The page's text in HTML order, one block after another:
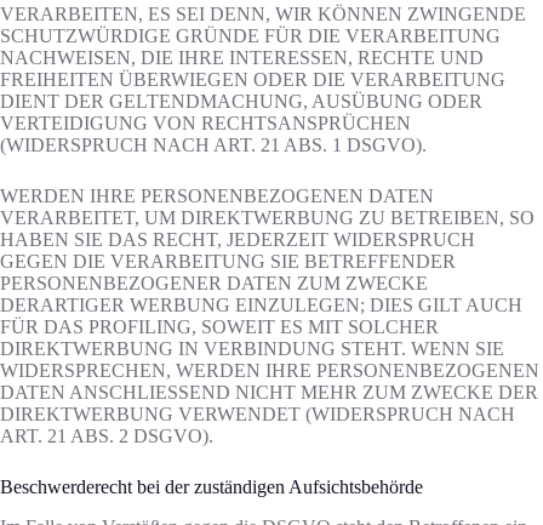
VERARBEITEN, ES SEI DENN, WIR KÖNNEN ZWINGENDE
SCHUTZWÜRDIGE GRÜNDE FÜR DIE VERARBEITUNG
NACHWEISEN, DIE IHRE INTERESSEN, RECHTE UND
FREIHEITEN ÜBERWIEGEN ODER DIE VERARBEITUNG
DIENT DER GELTENDMACHUNG, AUSÜBUNG ODER
VERTEIDIGUNG VON RECHTSANSPRÜCHEN
(WIDERSPRUCH NACH ART. 21 ABS. 1 DSGVO).
WERDEN IHRE PERSONENBEZOGENEN DATEN
VERARBEITET, UM DIREKTWERBUNG ZU BETREIBEN, SO
HABEN SIE DAS RECHT, JEDERZEIT WIDERSPRUCH
GEGEN DIE VERARBEITUNG SIE BETREFFENDER
PERSONENBEZOGENER DATEN ZUM ZWECKE
DERARTIGER WERBUNG EINZULEGEN; DIES GILT AUCH
FÜR DAS PROFILING, SOWEIT ES MIT SOLCHER
DIREKTWERBUNG IN VERBINDUNG STEHT. WENN SIE
WIDERSPRECHEN, WERDEN IHRE PERSONENBEZOGENEN
DATEN ANSCHLIESSEND NICHT MEHR ZUM ZWECKE DER
DIREKTWERBUNG VERWENDET (WIDERSPRUCH NACH
ART. 21 ABS. 2 DSGVO).
Beschwerde­recht bei der zuständigen Aufsichts­behörde